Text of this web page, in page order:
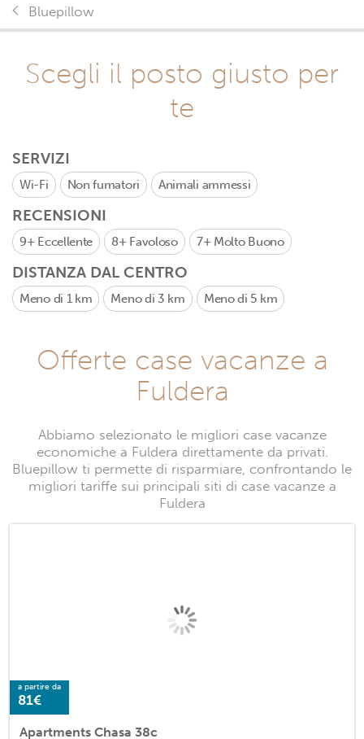
Bluepillow
Scegli il posto giusto per
te
SERVIZI
Wi-Fi Non fumatori Animali ammessi
RECENSIONI
9+ Eccellente 8+ Favoloso 7+ Molto Buono
DISTANZA DAL CENTRO
Meno di 1 km Meno di 3 km Meno di 5 km
Offerte case vacanze a
Fuldera
Abbiamo selezionato le migliori case vacanze
economiche a Fuldera direttamente da privati.
Bluepillow ti permette di risparmiare, confrontando le
migliori tariffe sui principali siti di case vacanze a
Fuldera
a partire da
81€
Apartments Chasa 38c